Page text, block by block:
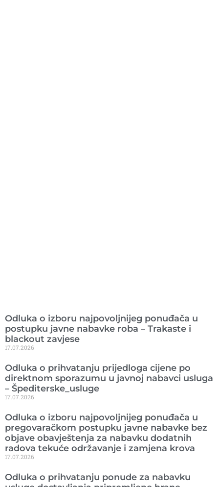
Odluka o izboru najpovoljnijeg ponuđača u
postupku javne nabavke roba – Trakaste i
blackout zavjese
17.07.2026
Odluka o prihvatanju prijedloga cijene po
direktnom sporazumu u javnoj nabavci usluga
– Špediterske_usluge
17.07.2026
Odluka o izboru najpovoljnijeg ponuđača u
pregovaračkom postupku javne nabavke bez
objave obavještenja za nabavku dodatnih
radova tekuće održavanje i zamjena krova
17.07.2026
Odluka o prihvatanju ponude za nabavku